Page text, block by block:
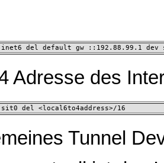
del default gw ::192.88.99.1 dev
Adresse des
del <local6to4address>/16
Tunnel